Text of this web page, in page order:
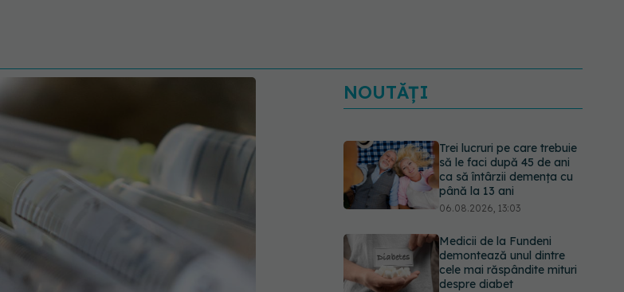
NOUTĂȚI
Trei lucruri pe care trebuie
să le faci după 45 de ani
ca să întârzii demența cu
până la 13 ani
06.08.2026, 13:03
Medicii de la Fundeni
demontează unul dintre
cele mai răspândite mituri
despre diabet